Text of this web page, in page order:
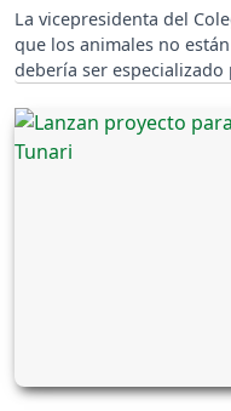
La vicepresidenta del
que los animales no
debería ser especializado